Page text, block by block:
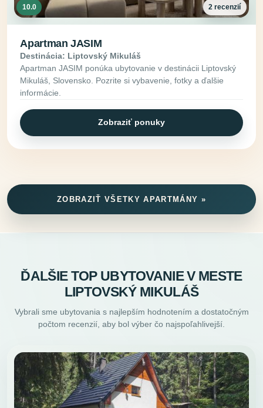
10.0 2 recenzií
Apartman JASIM
Destinácia: Liptovský Mikuláš
Apartman JASIM ponúka ubytovanie v destinácii Liptovský
Mikuláš, Slovensko. Pozrite si vybavenie, fotky a ďalšie
informácie.
Zobraziť ponuky
ZOBRAZIŤ VŠETKY APARTMÁNY »
ĎALŠIE TOP UBYTOVANIE V MESTE
LIPTOVSKÝ MIKULÁŠ
Vybrali sme ubytovania s najlepším hodnotením a dostatočným
počtom recenzií, aby bol výber čo najspoľahlivejší.